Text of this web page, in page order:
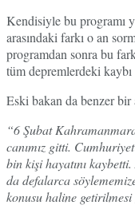
Kendisiyle bu programı
arasındaki farkı o an
programdan sonra bu
tüm depremlerdeki
Eski bakan da benzer bir
“6 Şubat
canımız gitti.
bin kişi hayatını
da defalarca
konusu haline getirilmesi